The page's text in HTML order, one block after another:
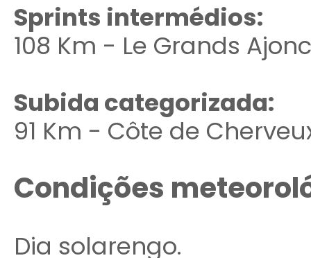
Sprints intermédios:
108 Km - Le Grands
Subida categorizada:
91 Km - Côte de
Condições
Dia solarengo.